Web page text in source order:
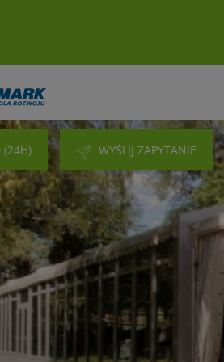
WYŚLIJ ZAPYTANIE